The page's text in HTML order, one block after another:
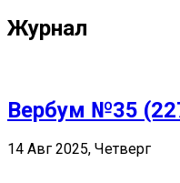
Журнал
Вербум №35
14 Авг 2025, Четверг